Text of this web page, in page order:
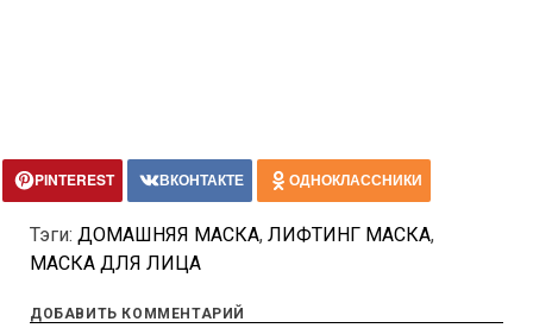
PINTEREST ВКОНТАКТЕ ОДНОКЛАССНИКИ
Тэги: ДОМАШНЯЯ МАСКА, ЛИФТИНГ МАСКА,
МАСКА ДЛЯ ЛИЦА
ДОБАВИТЬ КОММЕНТАРИЙ